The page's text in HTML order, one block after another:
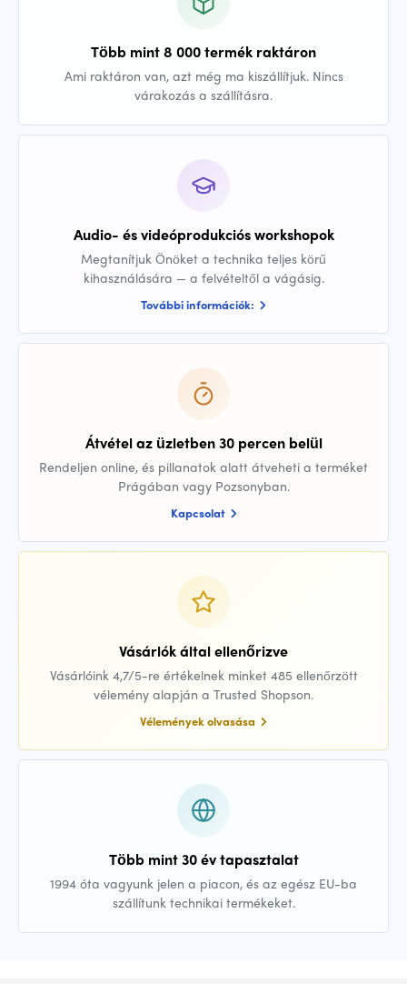
Több mint 8 000 termék raktáron
Ami raktáron van, azt még ma kiszállítjuk. Nincs
várakozás a szállításra.
Audio- és videóprodukciós workshopok
Megtanítjuk Önöket a technika teljes körű
kihasználására — a felvételtől a vágásig.
További információk:
Átvétel az üzletben 30 percen belül
Rendeljen online, és pillanatok alatt átveheti a terméket
Prágában vagy Pozsonyban.
Kapcsolat
Vásárlók által ellenőrizve
Vásárlóink 4,7/5-re értékelnek minket 485 ellenőrzött
vélemény alapján a Trusted Shopson.
Vélemények olvasása
Több mint 30 év tapasztalat
1994 óta vagyunk jelen a piacon, és az egész EU-ba
szállítunk technikai termékeket.